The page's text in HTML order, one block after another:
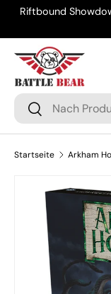
Riftbound
Suchen
Suchen
Startseite Arkham